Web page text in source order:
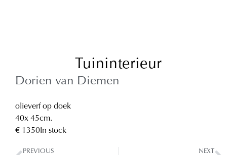
Tuininterieur
Dorien van Diemen
olieverf op doek
40x 45cm.
€ 1350In stock
PREVIOUS NEXT